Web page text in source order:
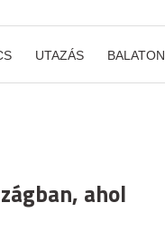
UTAZÁS BALATON
ahol